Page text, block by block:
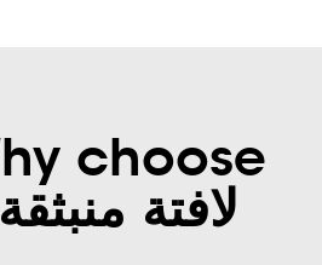
لافتة منبثقة 3x3?